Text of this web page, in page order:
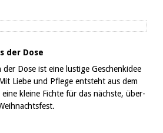
der Dose
Dose ist eine lustige Geschenkidee
Liebe und Pflege entsteht aus dem
kleine Fichte für das nächste, über-